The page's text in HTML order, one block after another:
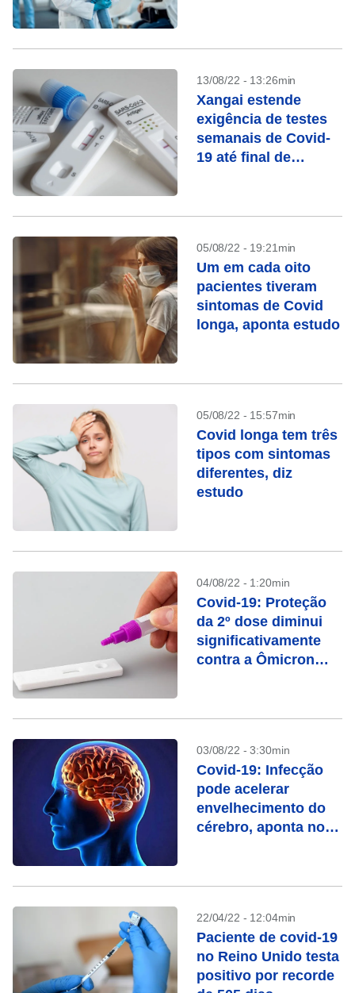
13/08/22 - 13:26min
Xangai estende
exigência de testes
semanais de Covid-
19 até final de
05/08/22 - 19:21min
Um em cada oito
pacientes tiveram
sintomas de Covid
longa, aponta estudo
05/08/22 - 15:57min
Covid longa tem três
tipos com sintomas
diferentes, diz
estudo
04/08/22 - 1:20min
Covid-19: Proteção
da 2º dose diminui
significativamente
contra a Ômicron
03/08/22 - 3:30min
Covid-19: Infecção
pode acelerar
envelhecimento do
cérebro, aponta novo
22/04/22 - 12:04min
Paciente de covid-19
no Reino Unido testa
positivo por recorde